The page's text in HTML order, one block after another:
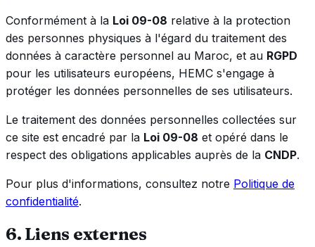
Conformément à la Loi 09-08 relative à la protection
des personnes physiques à l'égard du traitement des
données à caractère personnel au Maroc, et au RGPD
pour les utilisateurs européens, HEMC s'engage à
protéger les données personnelles de ses utilisateurs.
Le traitement des données personnelles collectées sur
ce site est encadré par la Loi 09-08 et opéré dans le
respect des obligations applicables auprès de la CNDP.
Pour plus d'informations, consultez notre Politique de
confidentialité.
6. Liens externes